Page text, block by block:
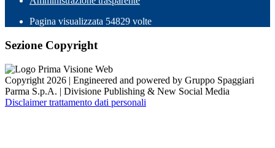
Pagina visualizzata 54829 volte
Sezione Copyright
Copyright 2026 | Engineered and powered by Gruppo Spaggiari
Parma S.p.A. | Divisione Publishing & New Social Media
Disclaimer trattamento dati personali